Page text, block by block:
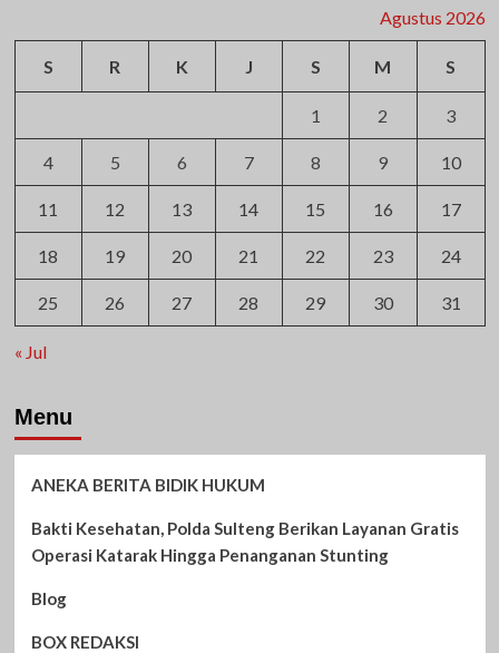
Agustus 2026
S R K J S M S
1 2 3
4 5 6 7 8 9 10
11 12 13 14 15 16 17
18 19 20 21 22 23 24
25 26 27 28 29 30 31
« Jul
Menu
ANEKA BERITA BIDIK HUKUM
Bakti Kesehatan, Polda Sulteng Berikan Layanan Gratis
Operasi Katarak Hingga Penanganan Stunting
Blog
BOX REDAKSI